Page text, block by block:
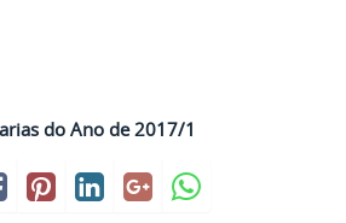
do Ano de 2017/1